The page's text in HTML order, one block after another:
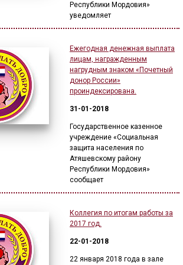
Республики Мордовия»
уведомляет
Ежегодная денежная выплата
лицам, награжденным
нагрудным знаком «Почетный
донор России»
проиндексирована.
31-01-2018
Государственное казенное
учреждение «Социальная
защита населения по
Атяшевскому району
Республики Мордовия»
сообщает
Коллегия по итогам работы за
2017 год.
22-01-2018
22 января 2018 года в зале